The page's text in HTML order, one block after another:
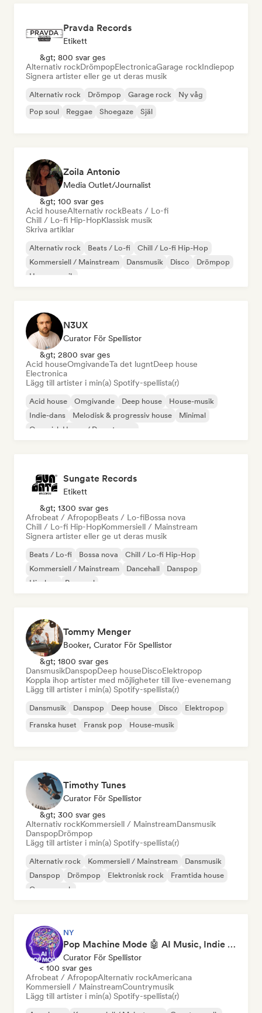
Pravda Records
Etikett
&gt; 800 svar ges
Alternativ rockDrömpopElectronicaGarage rockIndiepop
Signera artister eller ge ut deras musik
Alternativ rock Drömpop Garage rock
Ny våg
Pop soul
Reggae Shoegaze Själ
Zoila Antonio
Media Outlet/Journalist
&gt; 100 svar ges
Acid houseAlternativ rockBeats / Lo-fi
Chill / Lo-fi Hip-HopKlassisk musik
Skriva artiklar
Alternativ rock Beats / Lo-fi
Chill / Lo-fi Hip-Hop
Kommersiell / Mainstream
Dansmusik Disco
Drömpop
House-musik
N3UX
Curator För Spellistor
&gt; 2800 svar ges
Acid houseOmgivandeTa det lugntDeep house
Electronica
Lägg till artister i min(a) Spotify-spellista(r)
Acid house Omgivande Deep house
House-musik
Indie-dans
Melodisk & progressiv house
Minimal
Organisk House / Downtempo
Sungate Records
Etikett
&gt; 1300 svar ges
Afrobeat / AfropopBeats / Lo-fiBossa nova
Chill / Lo-fi Hip-HopKommersiell / Mainstream
Signera artister eller ge ut deras musik
Beats / Lo-fi Bossa nova
Chill / Lo-fi Hip-Hop
Kommersiell / Mainstream
Dancehall
Danspop
Hip-hop
Pop soul
Tommy Menger
Booker, Curator För Spellistor
&gt; 1800 svar ges
DansmusikDanspopDeep houseDiscoElektropop
Koppla ihop artister med möjligheter till live-evenemang
Lägg till artister i min(a) Spotify-spellista(r)
Dansmusik Danspop Deep house Disco
Elektropop
Franska huset
Fransk pop House-musik
Timothy Tunes
Curator För Spellistor
&gt; 300 svar ges
Alternativ rockKommersiell / MainstreamDansmusik
DanspopDrömpop
Lägg till artister i min(a) Spotify-spellista(r)
Alternativ rock Kommersiell / Mainstream
Dansmusik
Danspop
Drömpop Elektronisk rock
Framtida house
Garage rock
NY
Pop Machine Mode 🤖 AI Music, Indie Pop & Dream Pop
Curator För Spellistor
< 100 svar ges
Afrobeat / AfropopAlternativ rockAmericana
Kommersiell / MainstreamCountrymusik
Lägg till artister i min(a) Spotify-spellista(r)